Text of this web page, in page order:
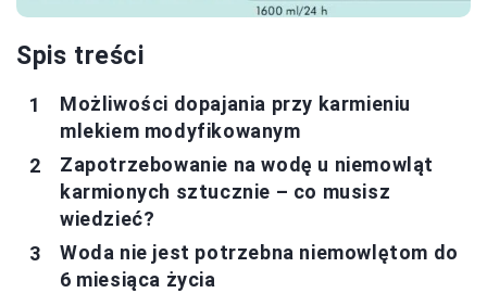
Spis treści
Możliwości dopajania przy karmieniu
mlekiem modyfikowanym
Zapotrzebowanie na wodę u niemowląt
karmionych sztucznie – co musisz
wiedzieć?
Woda nie jest potrzebna niemowlętom do
6 miesiąca życia